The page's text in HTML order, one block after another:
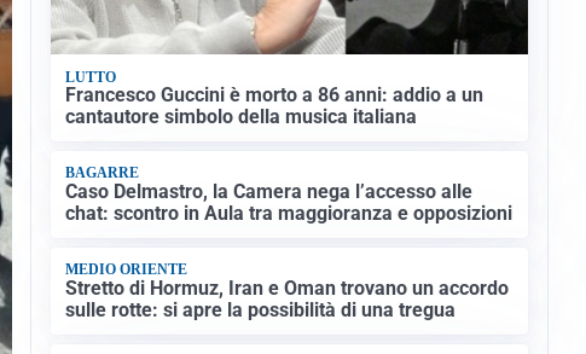
LUTTO
Francesco Guccini è morto a 86 anni: addio a un
cantautore simbolo della musica italiana
BAGARRE
Caso Delmastro, la Camera nega l’accesso alle
chat: scontro in Aula tra maggioranza e opposizioni
MEDIO ORIENTE
Stretto di Hormuz, Iran e Oman trovano un accordo
sulle rotte: si apre la possibilità di una tregua